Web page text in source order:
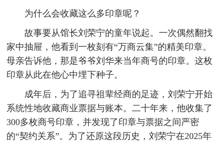
为什么会收藏这么多印章呢？
故事要从馆长刘荣宁的童年说起。一次偶然翻找
家中抽屉，他看到一枚刻有“万商云集”的精美印章。
母亲告诉他，那是爷爷刘华来当年商号的印章。这枚
印章从此在他心中埋下种子。
成年后，为了追寻祖辈经商的足迹，刘荣宁开始
系统性地收藏商业票据与账本。二十年来，他收集了
300多枚商号印章，并发现了印章与票据之间严密
的“契约关系”。为了还原这段历史，刘荣宁在2025年